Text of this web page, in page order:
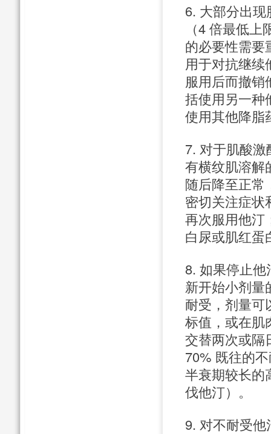
6. 大部分出
（4 倍最低
的必要性需要
用于对抗继续
服用后而撤
括使用另一种
使用其他降脂
7. 对于肌酸
有横纹肌溶解
随后降至正常
密切关注症状
再次服用他汀
白尿或肌红蛋
8. 如果停止
新开始小剂量
耐受，剂量可
标值，或在肌
交替两次或隔
70% 既往的
半衰期较长的
伐他汀）。
9. 对不耐受